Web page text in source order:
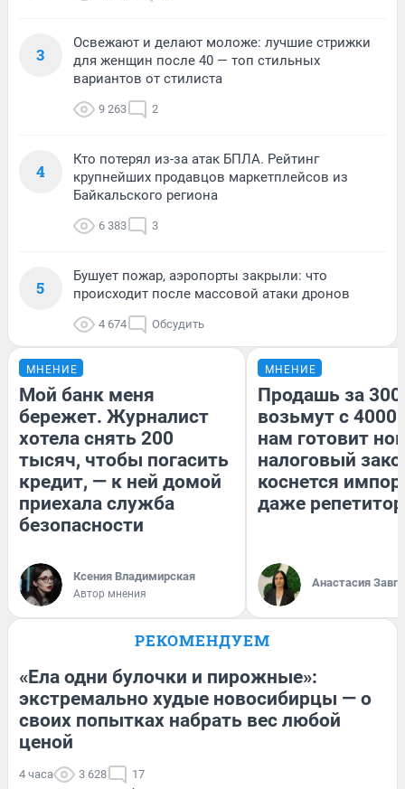
3
Освежают и делают моложе: лучшие стрижки
для женщин после 40 — топ стильных
вариантов от стилиста
9 263 2
4
Кто потерял из-за атак БПЛА. Рейтинг
крупнейших продавцов маркетплейсов из
Байкальского региона
6 383 3
5
Бушует пожар, аэропорты закрыли: что
происходит после массовой атаки дронов
4 674 Обсудить
МНЕНИЕ
Мой банк меня
бережет. Журналист
хотела снять 200
тысяч, чтобы погасить
кредит, — к ней домой
приехала служба
безопасности
Ксения Владимирская
Автор мнения
МНЕНИЕ
Продашь за
возьмут с
нам готовит
налоговый
коснется
даже
Анастасия
РЕКОМЕНДУЕМ
«Ела одни булочки и пирожные»:
экстремально худые новосибирцы — о
своих попытках набрать вес любой
ценой
4 часа 3 628 17